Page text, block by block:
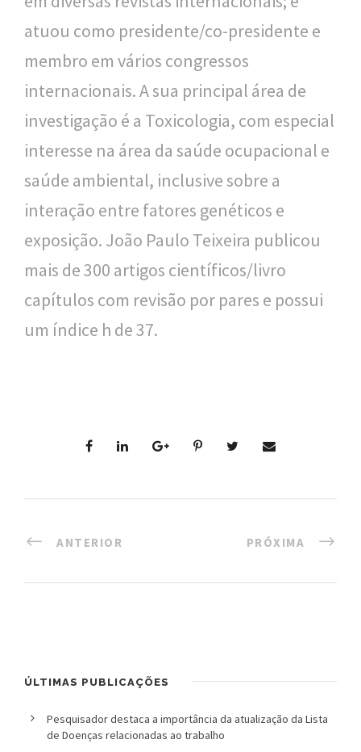
atuou como presidente/co-presidente e
membro em vários congressos
internacionais. A sua principal área de
investigação é a Toxicologia, com especial
interesse na área da saúde ocupacional e
saúde ambiental, inclusive sobre a
interação entre fatores genéticos e
exposição. João Paulo Teixeira publicou
mais de 300 artigos científicos/livro
capítulos com revisão por pares e possui
um índice h de 37.
ANTERIOR PRÓXIMA
ÚLTIMAS PUBLICAÇÕES
Pesquisador destaca a importância da atualização da Lista
de Doenças relacionadas ao trabalho